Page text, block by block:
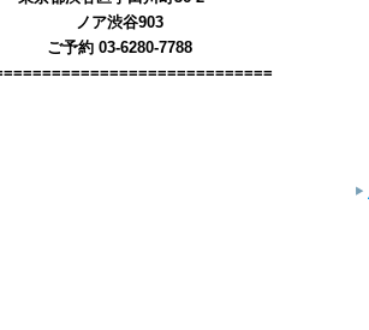
ノア渋谷903
ご予約 03-6280-7788